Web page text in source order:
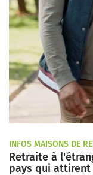
INFOS MAISONS DE
Retraite à
pays qui